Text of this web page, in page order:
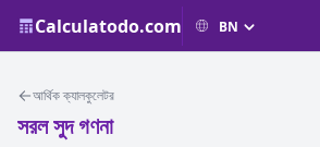
Calculatodo.com
আর্থিক ক্যালকুলেটর
সরল সুদ গণনা